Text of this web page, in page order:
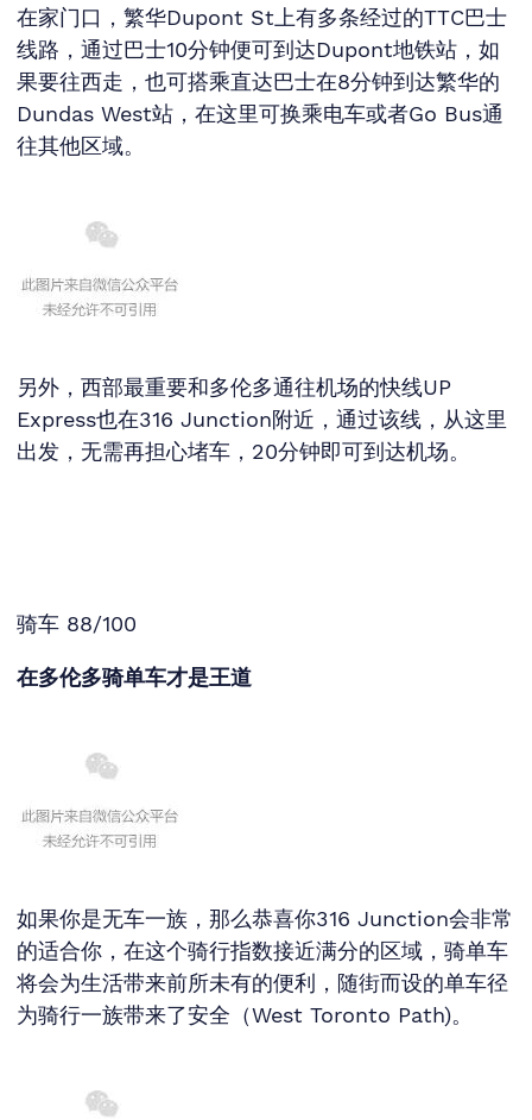
在家门口，繁华Dupont St上有多条经过的TTC巴士
线路，通过巴士10分钟便可到达Dupont地铁站，如
果要往西走，也可搭乘直达巴士在8分钟到达繁华的
Dundas West站，在这里可换乘电车或者Go Bus通
往其他区域。
另外，西部最重要和多伦多通往机场的快线UP
Express也在316 Junction附近，通过该线，从这里
出发，无需再担心堵车，20分钟即可到达机场。
骑车 88/100
在多伦多骑单车才是王道
如果你是无车一族，那么恭喜你316 Junction会非常
的适合你，在这个骑行指数接近满分的区域，骑单车
将会为生活带来前所未有的便利，随街而设的单车径
为骑行一族带来了安全（West Toronto Path)。